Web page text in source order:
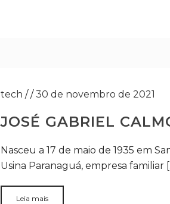
tech //30 de novembro de 2021
JOSÉ GABRIEL
Nasceu a 17 de maio de 1935 em
Usina Paranaguá, empresa familiar
Leia mais